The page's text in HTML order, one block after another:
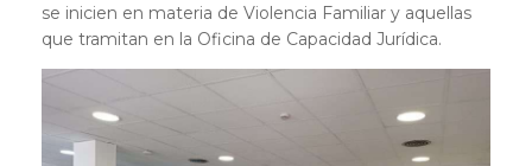
se inicien en materia de Violencia Familiar y aquellas
que tramitan en la Oficina de Capacidad Jurídica.